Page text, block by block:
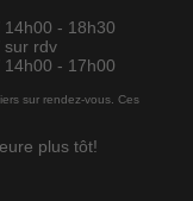
- 18h30
sur rdv
- 17h00
sur rendez-vous. Ces
plus tôt!